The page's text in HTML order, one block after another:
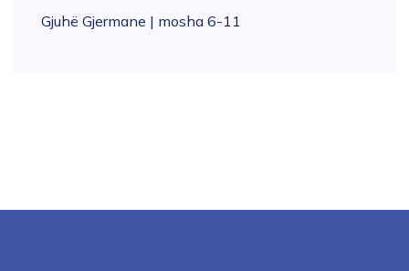
Gjuhë Gjermane | mosha 6-11